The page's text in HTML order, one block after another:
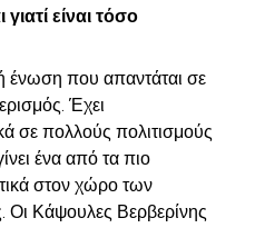
είναι τόσο
ένωση που απαντάται σε
Έχει
σε πολλούς πολιτισμούς
ένα από τα πιο
στον χώρο των
Κάψουλες Βερβερίνης